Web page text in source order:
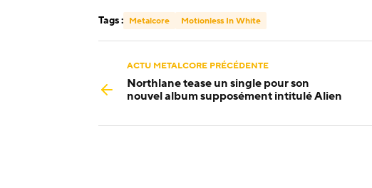
Tags : Metalcore Motionless In White
ACTU METALCORE PRÉCÉDENTE
Northlane tease un single pour son
nouvel album supposément intitulé Alien